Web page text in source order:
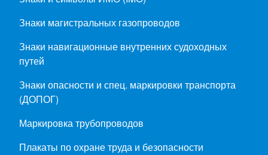
Знаки магистральных газопроводов
Знаки навигационные внутренних судоходных
путей
Знаки опасности и спец. маркировки транспорта
(ДОПОГ)
Маркировка трубопроводов
Плакаты по охране труда и безопасности